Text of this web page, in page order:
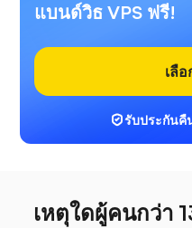
แบนด์วิธ VPS ฟรี!
เลื
รับประกันคื
เหตุใดผู้คนกว่า